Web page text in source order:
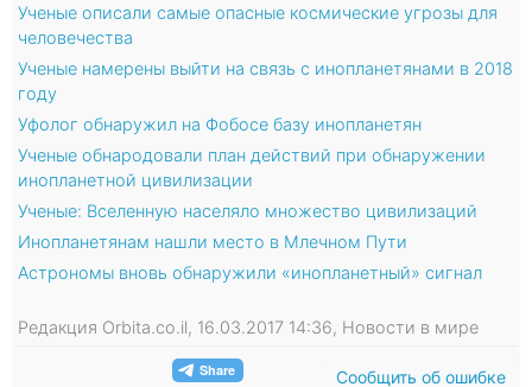
Ученые описали самые опасные космические угрозы для
человечества
Ученые намерены выйти на связь с инопланетянами в 2018
году
Уфолог обнаружил на Фобосе базу инопланетян
Ученые обнародовали план действий при обнаружении
инопланетной цивилизации
Ученые: Вселенную населяло множество цивилизаций
Инопланетянам нашли место в Млечном Пути
Астрономы вновь обнаружили «инопланетный» сигнал
Редакция Orbita.co.il, 16.03.2017 14:36, Новости в мире
Сообщить об ошибке